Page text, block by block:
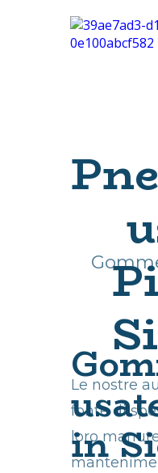
in
Le nostre
fonte di
loro